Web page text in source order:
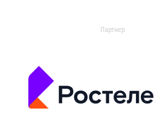
Партнер